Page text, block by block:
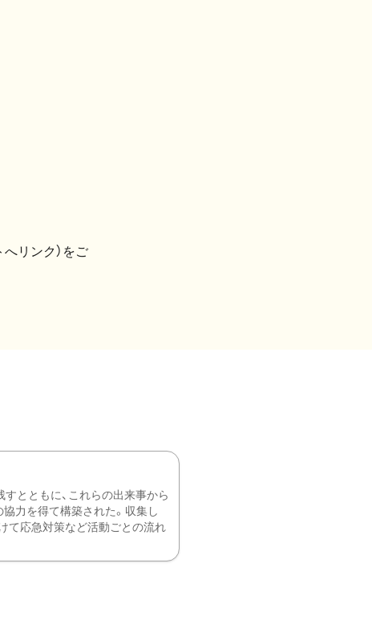
へリンク）をご
とともに、これらの出来事から
力を得て構築された。収集し
て応急対策など活動ごとの流れ